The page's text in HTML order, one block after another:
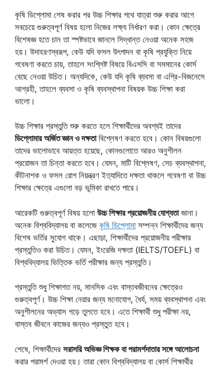
কৃষি ডিপ্লোমা শেষ করার পর উচ্চ শিক্ষার পথে যাত্রা শুরু করার আগে
সবচেয়ে গুরুত্বপূর্ণ বিষয় হলো নিজের লক্ষ্য নির্ধারণ করা। কোন ক্ষেত্রে
বিশেষজ্ঞ হতে চান তা স্পষ্টভাবে জানলে সিদ্ধান্ত নেওয়া অনেক সহজ
হয়। উদাহরণস্বরূপ, কেউ যদি ফসল উৎপাদন বা কৃষি প্রযুক্তি নিয়ে
গবেষণা করতে চায়, তাহলে সংশ্লিষ্ট বিষয়ে বিএসসি বা সমমানের কোর্স
বেছে নেওয়া উচিত। অন্যদিকে, কেউ যদি কৃষি ব্যবসা বা এগ্রি-বিজনেসে
আগ্রহী, তাহলে ব্যবসা ও কৃষি ব্যবস্থাপনা বিষয়ক উচ্চ শিক্ষা করা
ভালো।
উচ্চ শিক্ষার প্রস্তুতি শুরু করতে হলে শিক্ষার্থীদের অবশ্যই তাদের
ডিপ্লোমার অর্জিত জ্ঞান ও দক্ষতাবিশ্লেষণ করতে হবে। কোন বিষয়গুলো
তাদের ভালোভাবে আয়ত্ত হয়েছে, কোনগুলোতে আরও অনুশীলন
প্রয়োজন তা চিন্তা করতে হবে। যেমন, মাটি বিশ্লেষণ, সেচ ব্যবস্থাপনা,
কীটনাশক ও ফসল রোগ নিয়ন্ত্রণ ইত্যাদিতে দক্ষতা থাকলে গবেষণা বা উচ্চ
শিক্ষার ক্ষেত্রে এগুলো বড় ভূমিকা রাখতে পারে।
আরেকটি গুরুত্বপূর্ণ বিষয় হলো উচ্চ শিক্ষার প্রয়োজনীয় যোগ্যতাজানা।
অনেক বিশ্ববিদ্যালয় বা কলেজে কৃষি ডিপ্লোমাসম্পন্ন শিক্ষার্থীদের জন্য
বিশেষ ভর্তির সুযোগ থাকে। এছাড়া, শিক্ষার্থীদের প্রয়োজনীয় পরীক্ষার
প্রস্তুতিও করা উচিত। যেমন, ইংরেজি দক্ষতা (IELTS/TOEFL) বা
বিশ্ববিদ্যালয় ভিত্তিক ভর্তি পরীক্ষার জন্য প্রস্তুতি।
প্রস্তুতি শুধু শিক্ষাগত নয়, মানসিক এবং বাস্তবজীবনের ক্ষেত্রেও
গুরুত্বপূর্ণ। উচ্চ শিক্ষা নেয়ার জন্য মনোযোগ, ধৈর্য, সময় ব্যবস্থাপনা এবং
অনুশীলনের অভ্যাস গড়ে তুলতে হবে। এতে শিক্ষার্থী শুধু পরীক্ষা নয়,
বাস্তব জীবনে কাজের জন্যও প্রস্তুত হবে।
শেষে, শিক্ষার্থীদের সরাসরি অভিজ্ঞ শিক্ষক বা পরামর্শদাতার সঙ্গে আলোচনা
করার পরামর্শ দেওয়া হয়। তারা কোন বিশ্ববিদ্যালয় বা কোর্স শিক্ষার্থীর